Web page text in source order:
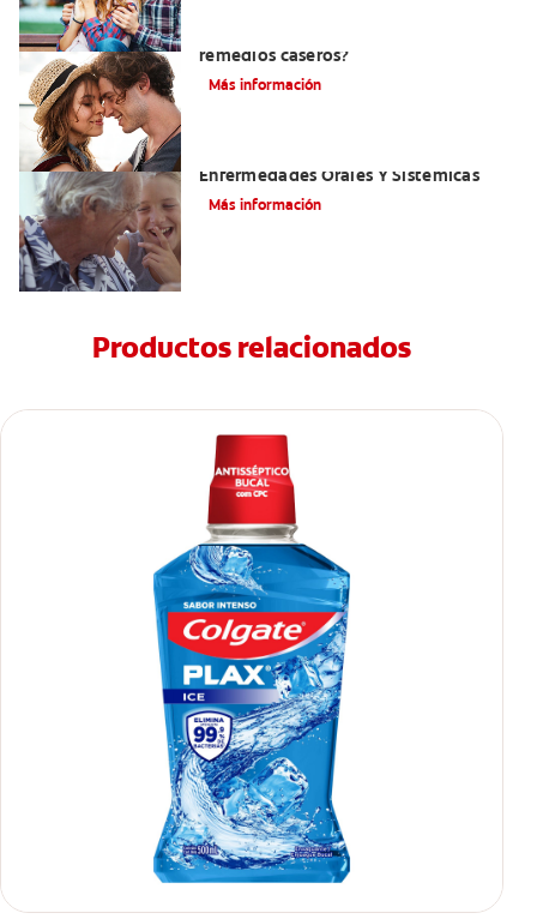
remedios caseros?
Más información
Enfermedades Orales Y Sistémicas
Más información
Productos relacionados